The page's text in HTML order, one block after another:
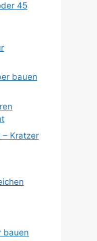
45
bauen
– Kratzer
bauen